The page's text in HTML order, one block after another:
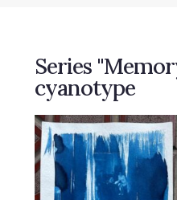
Series
cyanotype